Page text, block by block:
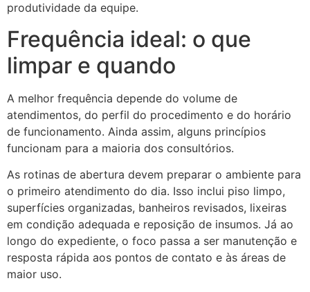
produtividade da equipe.
Frequência ideal: o que
limpar e quando
A melhor frequência depende do volume de
atendimentos, do perfil do procedimento e do horário
de funcionamento. Ainda assim, alguns princípios
funcionam para a maioria dos consultórios.
As rotinas de abertura devem preparar o ambiente para
o primeiro atendimento do dia. Isso inclui piso limpo,
superfícies organizadas, banheiros revisados, lixeiras
em condição adequada e reposição de insumos. Já ao
longo do expediente, o foco passa a ser manutenção e
resposta rápida aos pontos de contato e às áreas de
maior uso.